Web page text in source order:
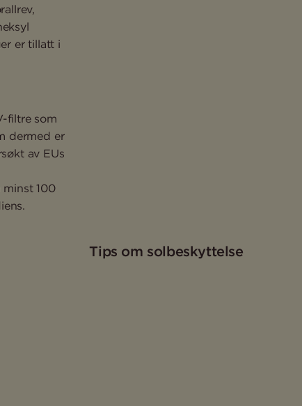
er tillatt i
filtre som
dermed er
av EUs
minst 100
Tips om solbeskyttelse